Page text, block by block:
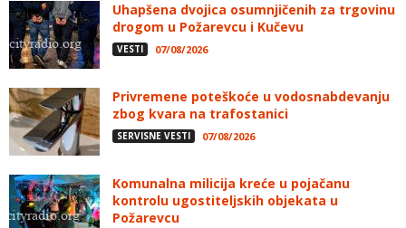
Uhapšena dvojica osumnjičenih za trgovinu
drogom u Požarevcu i Kučevu
VESTI 07/08/2026
Privremene poteškoće u vodosnabdevanju
zbog kvara na trafostanici
SERVISNE VESTI 07/08/2026
Komunalna milicija kreće u pojačanu
kontrolu ugostiteljskih objekata u
Požarevcu